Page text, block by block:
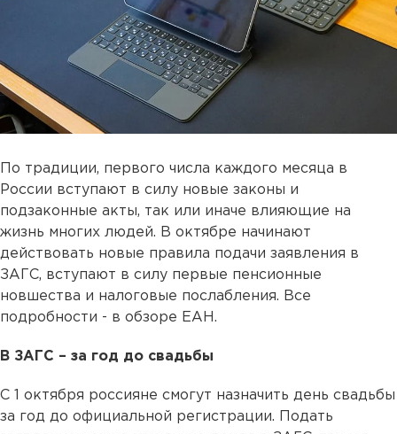
По традиции, первого числа каждого месяца в
России вступают в силу новые законы и
подзаконные акты, так или иначе влияющие на
жизнь многих людей. В октябре начинают
действовать новые правила подачи заявления в
ЗАГС, вступают в силу первые пенсионные
новшества и налоговые послабления. Все
подробности - в обзоре ЕАН.
В ЗАГС – за год до свадьбы
С 1 октября россияне смогут назначить день свадьбы
за год до официальной регистрации. Подать